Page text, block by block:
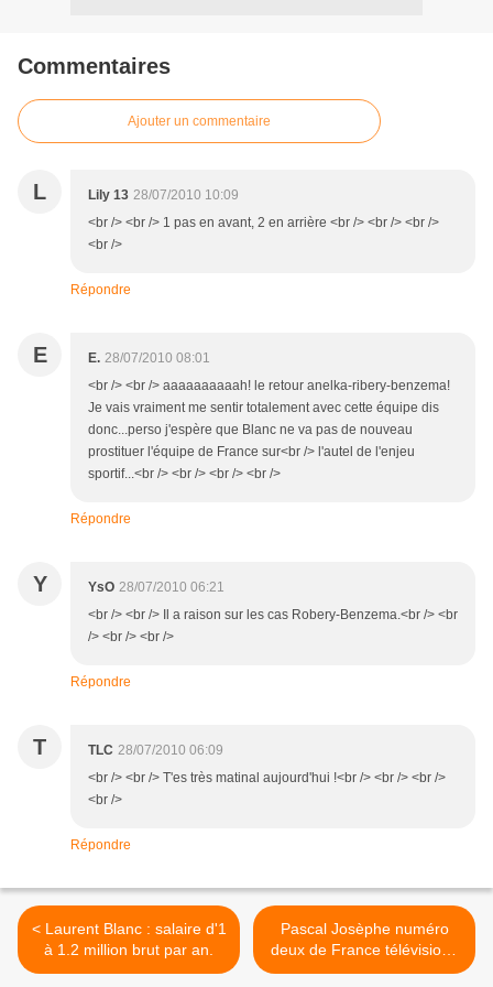
Commentaires
Ajouter un commentaire
L Lily 13 28/07/2010 10:09
<br /> <br /> 1 pas en avant, 2 en arrière <br /> <br /> <br />
<br />
Répondre
E E. 28/07/2010 08:01
<br /> <br /> aaaaaaaaaah! le retour anelka-ribery-benzema!
Je vais vraiment me sentir totalement avec cette équipe dis
donc...perso j'espère que Blanc ne va pas de nouveau
prostituer l'équipe de France sur<br /> l'autel de l'enjeu
sportif...<br /> <br /> <br /> <br />
Répondre
Y YsO 28/07/2010 06:21
<br /> <br /> Il a raison sur les cas Robery-Benzema.<br /> <br
/> <br /> <br />
Répondre
T TLC 28/07/2010 06:09
<br /> <br /> T'es très matinal aujourd'hui !<br /> <br /> <br />
<br />
Répondre
< Laurent Blanc : salaire d'1
à 1.2 million brut par an.
Pascal Josèphe numéro
deux de France télévisions
? >